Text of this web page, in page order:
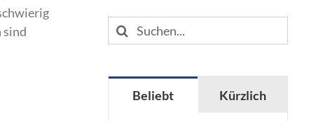
sind
Suche
nach:
Beliebt Kürzlich